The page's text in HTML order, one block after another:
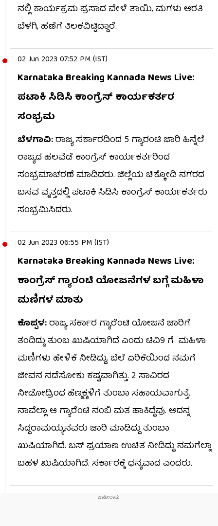
ನಲ್ಲಿ ಕಾರ್ಯಕ್ರಮ ಪ್ರಸಾದ ವೇಳೆ ತಾಯಿ,‌ ಮಗಳು ಆರತಿ‌
ಬೆಳಗಿ, ಹಣೆಗೆ ತಿಲಕವಿಟ್ಟಿದ್ದಾರೆ.
02 Jun 2023 07:52 PM (IST)
Karnataka Breaking Kannada News Live:
ಪಟಾಕಿ ಸಿಡಿಸಿ ಕಾಂಗ್ರೆಸ್​ ಕಾರ್ಯಕರ್ತರ
ಸಂಭ್ರಮ
ಬೆಳಗಾವಿ:ರಾಜ್ಯ ಸರ್ಕಾರದಿಂದ 5 ಗ್ಯಾರಂಟಿ ಜಾರಿ ಹಿನ್ನೆಲೆ
ರಾಜ್ಯದ ಹಲವೆಡೆ ಕಾಂಗ್ರೆಸ್ ಕಾರ್ಯಕರ್ತರಿಂದ
ಸಂಭ್ರಮಾಚರಣೆ ಮಾಡಿದರು. ಜಿಲ್ಲೆಯ ಚಿಕ್ಕೋಡಿ ನಗರದ
ಬಸವ ವೃತ್ತದಲ್ಲಿ ಪಟಾಕಿ ಸಿಡಿಸಿ ಕಾಂಗ್ರೆಸ್​ ಕಾರ್ಯಕರ್ತರು
ಸಂಭ್ರಮಿಸಿದರು.
02 Jun 2023 06:55 PM (IST)
Karnataka Breaking Kannada News Live:
ಕಾಂಗ್ರೆಸ್​ ಗ್ಯಾರಂಟಿ ಯೋಜನೆಗಳ ಬಗ್ಗೆ ಮಹಿಳಾ
ಮಣಿಗಳ ಮಾತು
ಕೊಪ್ಪಳ:ರಾಜ್ಯ ಸರ್ಕಾರ ಗ್ಯಾರೆಂಟಿ ಯೋಜನೆ ಜಾರಿಗೆ
ತಂದಿದ್ದು ತುಂಬ ಖುಷಿಯಾಗಿದೆ ಎಂದು ಟಿವಿ9 ಗೆ ಮಹಿಳಾ
ಮಣಿಗಳು ಹೇಳಿಕೆ ನೀಡಿದ್ದು, ಬೆಲೆ ಏರಿಕೆಯಿಂದ ನಮಗೆ
ಜೀವನ ನಡೆಸೋಕು ಕಷ್ಟವಾಗಿತ್ತು. 2 ಸಾವಿರದ
ನೀಡೋದ್ರಿಂದ ಹೆಣ್ಮಕ್ಕಳಿಗೆ ತುಂಬಾ ಸಹಾಯವಾಗುತ್ತೆ.
ನಾವೆಲ್ಲಾ ಆ ಗ್ಯಾರೆಂಟಿ ನಂಬಿ ಮತ ಹಾಕಿದ್ದೆವು. ಅದನ್ನ
ಸಿದ್ದರಾಮಯ್ಯನವರು ಜಾರಿ ಮಾಡಿದ್ದು ತುಂಬಾ
ಖುಷಿಯಾಗಿದೆ. ಬಸ್ ಪ್ರಯಾಣ ಉಚಿತ ‌ನೀಡಿದ್ದು ನಮಗೆಲ್ಲಾ
ಬಹಳ ಖುಷಿಯಾಗಿದೆ. ಸರ್ಕಾರಕ್ಕೆ ಧನ್ಯವಾದ ಎಂದರು.